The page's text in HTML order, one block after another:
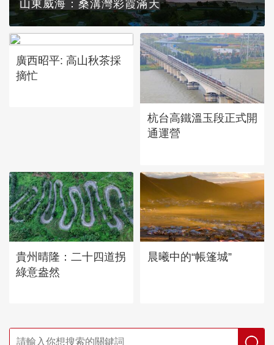
山東威海：桑溝灣彩霞滿天
廣西昭平: 高山秋茶採
摘忙
杭台高鐵溫玉段正式開
通運營
貴州晴隆：二十四道拐
綠意盎然
晨曦中的“帳篷城”